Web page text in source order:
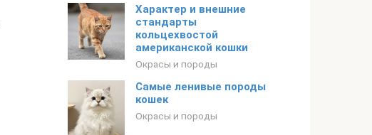
Характер и внешние
стандарты
кольцехвостой
американской кошки
Окрасы и породы
Самые ленивые породы
кошек
Окрасы и породы